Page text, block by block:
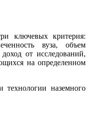
ключевых критерия:
вуза, объем
от исследований,
на определенном
наземного